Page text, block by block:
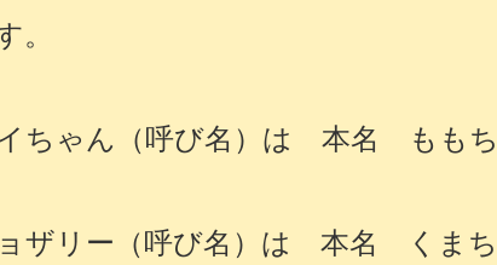
。
ちゃん（呼び名）は 本名 もも
ザリー（呼び名）は 本名 くま